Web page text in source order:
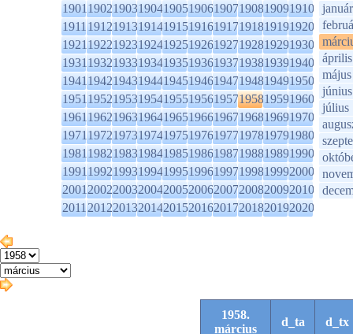
1901190219031904190519061907190819091910
1911191219131914191519161917191819191920
1921192219231924192519261927192819291930
1931193219331934193519361937193819391940
1941194219431944194519461947194819491950
1951195219531954195519561957195819591960
1961196219631964196519661967196819691970
1971197219731974197519761977197819791980
1981198219831984198519861987198819891990
1991199219931994199519961997199819992000
2001200220032004200520062007200820092010
2011201220132014201520162017201820192020
január
április
május
június
július
1958.
március
d_ta d_tx